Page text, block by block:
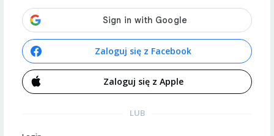
Zaloguj się z Facebook
Zaloguj się z Apple
LUB